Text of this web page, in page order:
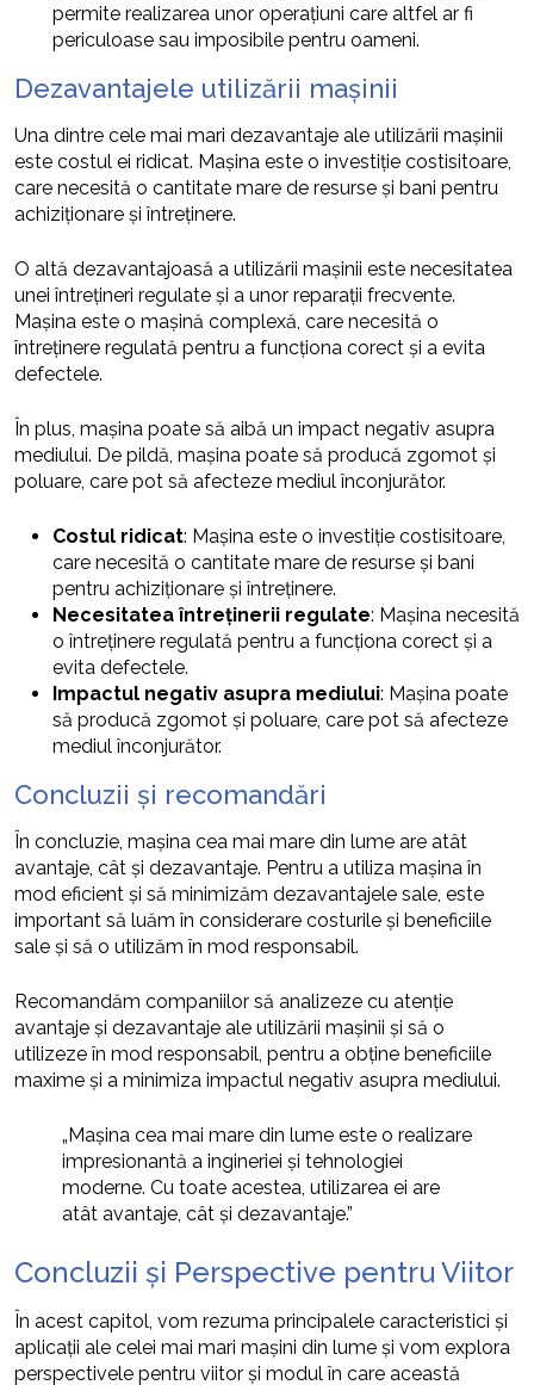
permite realizarea unor operațiuni care altfel ar fi
periculoase sau imposibile pentru oameni.
Dezavantajele utilizării mașinii
Una dintre cele mai mari dezavantaje ale utilizării mașinii
este costul ei ridicat. Mașina este o investiție costisitoare,
care necesită o cantitate mare de resurse și bani pentru
achiziționare și întreținere.
O altă dezavantajoasă a utilizării mașinii este necesitatea
unei întrețineri regulate și a unor reparații frecvente.
Mașina este o mașină complexă, care necesită o
întreținere regulată pentru a funcționa corect și a evita
defectele.
În plus, mașina poate să aibă un impact negativ asupra
mediului. De pildă, mașina poate să producă zgomot și
poluare, care pot să afecteze mediul înconjurător.
Costul ridicat: Mașina este o investiție costisitoare,
care necesită o cantitate mare de resurse și bani
pentru achiziționare și întreținere.
Necesitatea întreținerii regulate: Mașina necesită
o întreținere regulată pentru a funcționa corect și a
evita defectele.
Impactul negativ asupra mediului: Mașina poate
să producă zgomot și poluare, care pot să afecteze
mediul înconjurător.
Concluzii și recomandări
În concluzie, mașina cea mai mare din lume are atât
avantaje, cât și dezavantaje. Pentru a utiliza mașina în
mod eficient și să minimizăm dezavantajele sale, este
important să luăm în considerare costurile și beneficiile
sale și să o utilizăm în mod responsabil.
Recomandăm companiilor să analizeze cu atenție
avantaje și dezavantaje ale utilizării mașinii și să o
utilizeze în mod responsabil, pentru a obține beneficiile
maxime și a minimiza impactul negativ asupra mediului.
„Mașina cea mai mare din lume este o realizare
impresionantă a ingineriei și tehnologiei
moderne. Cu toate acestea, utilizarea ei are
atât avantaje, cât și dezavantaje.”
Concluzii și Perspective pentru Viitor
În acest capitol, vom rezuma principalele caracteristici și
aplicații ale celei mai mari mașini din lume și vom explora
perspectivele pentru viitor și modul în care această